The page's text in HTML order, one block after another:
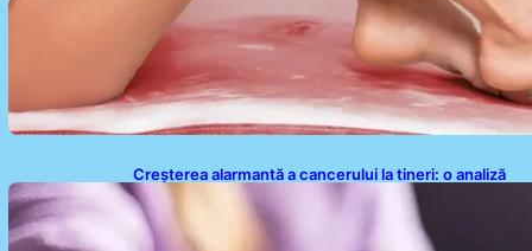
Creșterea alarmantă a cancerului la tineri: o analiză
detaliată a tendințelor globale